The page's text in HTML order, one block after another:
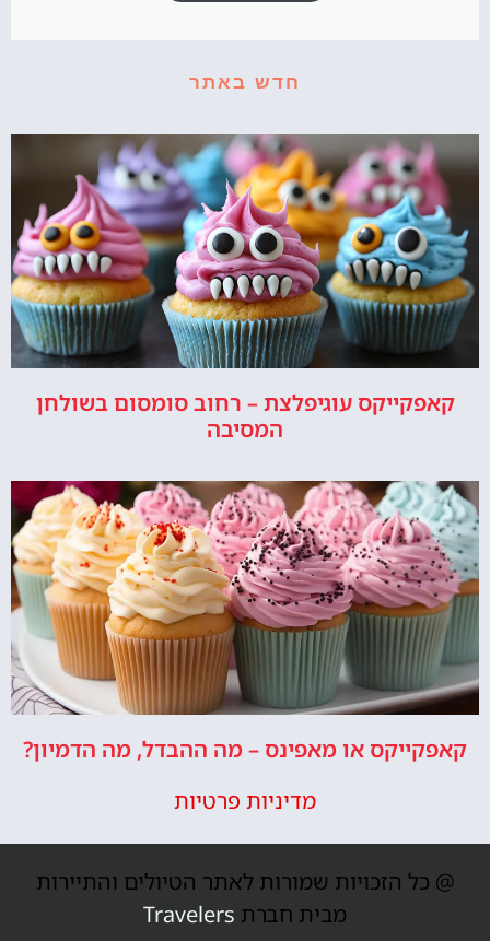
חדש באתר
קאפקייקס עוגיפלצת – רחוב סומסום בשולחן
המסיבה
קאפקייקס או מאפינס – מה ההבדל, מה הדמיון?
מדיניות פרטיות
@ כל הזכויות שמורות לאתר הטיולים והתיירות
מבית חברת Travelers